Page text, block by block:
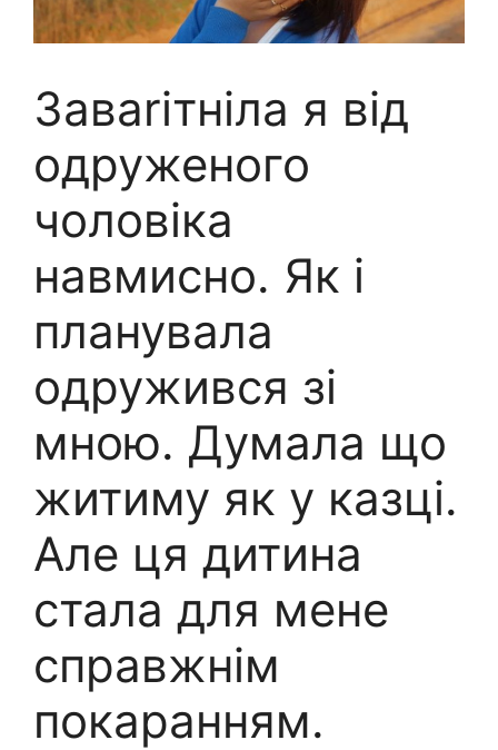
Заваrітніла я від
одруженого
чоловіка
навмисно. Як і
планувала
одружився зі
мною. Думала що
житиму як у казці.
Але ця дитина
стала для мене
справжнім
покаранням.